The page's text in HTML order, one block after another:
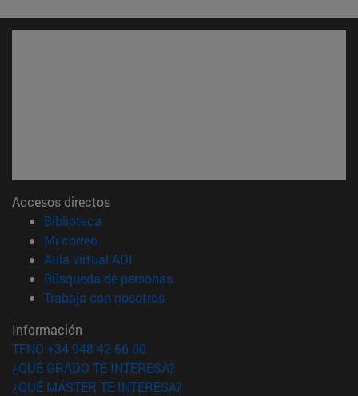
Accesos directos
Biblioteca
Mi correo(abre en nueva ventana)
Aula virtual ADI
Búsqueda de personas(abre en nueva ventana)
Trabaja con nosotros(abre en nueva ventana)
Información
TFNO +34 948 42 56 00
¿QUÉ GRADO TE INTERESA?
¿QUÉ MÁSTER TE INTERESA?